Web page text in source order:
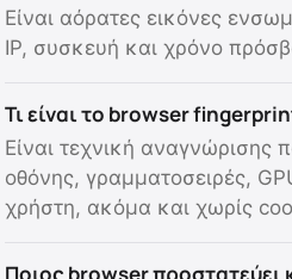
Είναι αόρατες εικόνες
IP, συσκευή και χρόνο
Τι είναι το browser
Είναι τεχνική
οθόνης, γραμματοσειρές,
χρήστη, ακόμα και χωρίς